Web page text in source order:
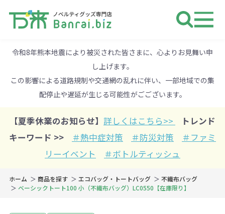
令和8年熊本地震により被災された皆さまに、心よりお見舞い申
し上げます。
この影響による道路規制や交通網の乱れに伴い、一部地域での集
配停止や遅延が生じる可能性がごございます。
【夏季休業のお知らせ】 詳しくはこちら>>
トレンド
キーワード >>
＃熱中症対策 ＃防災対策
＃ファミ
リーイベント
＃ボトルティッシュ
ホーム 商品を探す エコバッグ・トートバッグ
不織布バッグ
ベーシックトート100 小（不織布バッグ）LC0550【在庫限り】